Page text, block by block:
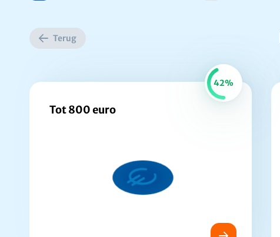
Terug
42%
Tot 800 euro